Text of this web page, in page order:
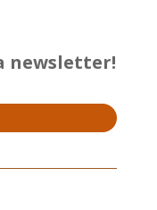
newsletter!